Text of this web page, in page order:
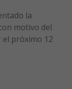
la
motivo del
el próximo 12